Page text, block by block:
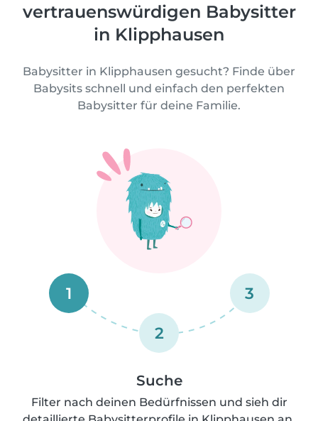
vertrauenswürdigen Babysitter
in Klipphausen
Babysitter in Klipphausen gesucht? Finde über
Babysits schnell und einfach den perfekten
Babysitter für deine Familie.
1
2
3
Suche
Filter nach deinen Bedürfnissen und sieh dir